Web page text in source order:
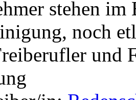
stehen im
noch
und